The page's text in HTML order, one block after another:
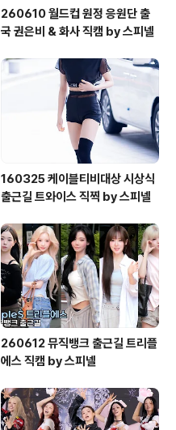
260610 월드컵 원정 응원단 출
국 권은비 & 화사 직캠 by 스피넬
160325 케이블티비대상 시상식
출근길 트와이스 직찍 by 스피넬
260612 뮤직뱅크 출근길 트리플
에스 직캠 by 스피넬